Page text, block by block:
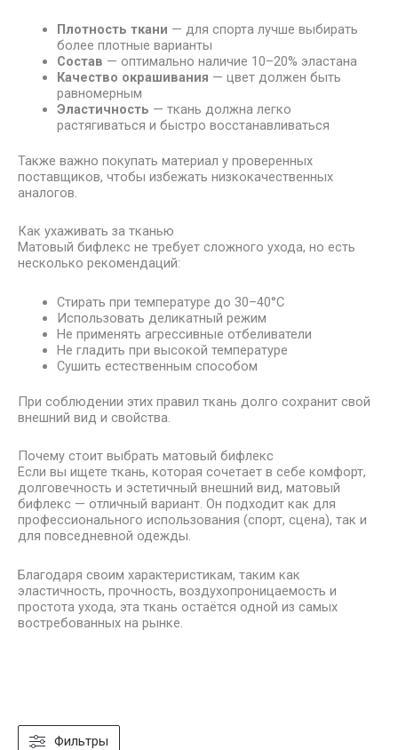
Фильтры
Плотность ткани — для спорта лучше выбирать
более плотные варианты
Состав — оптимально наличие 10–20% эластана
Качество окрашивания — цвет должен быть
равномерным
Эластичность — ткань должна легко
растягиваться и быстро восстанавливаться
Также важно покупать материал у проверенных
поставщиков, чтобы избежать низкокачественных
аналогов.
Как ухаживать за тканью
Матовый бифлекс не требует сложного ухода, но есть
несколько рекомендаций:
Стирать при температуре до 30–40°C
Использовать деликатный режим
Не применять агрессивные отбеливатели
Не гладить при высокой температуре
Сушить естественным способом
При соблюдении этих правил ткань долго сохранит свой
внешний вид и свойства.
Почему стоит выбрать матовый бифлекс
Если вы ищете ткань, которая сочетает в себе комфорт,
долговечность и эстетичный внешний вид, матовый
бифлекс — отличный вариант. Он подходит как для
профессионального использования (спорт, сцена), так и
для повседневной одежды.
Благодаря своим характеристикам, таким как
эластичность, прочность, воздухопроницаемость и
простота ухода, эта ткань остаётся одной из самых
востребованных на рынке.